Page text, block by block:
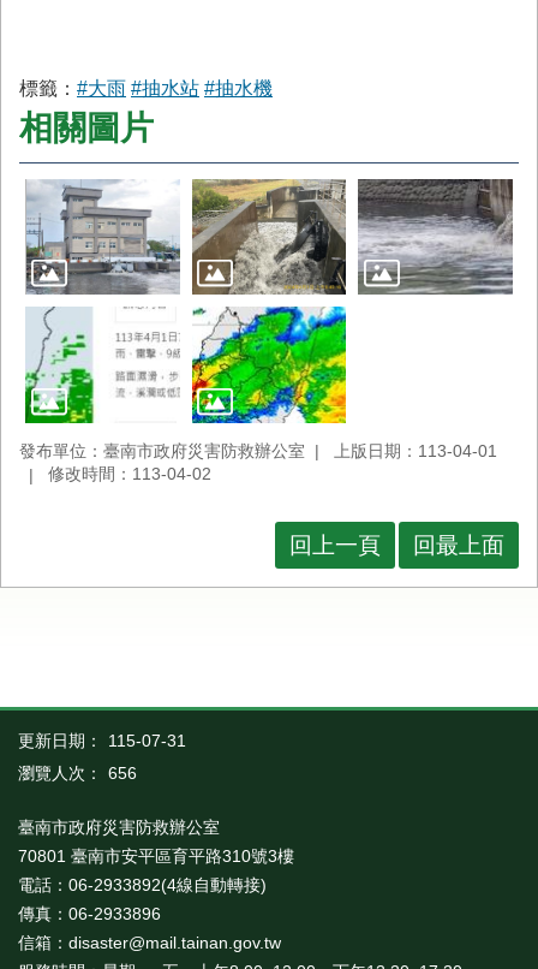
標籤： #大雨 #抽水站 #抽水機
相關圖片
發布單位：臺南市政府災害防救辦公室
上版日期：113-04-01
修改時間：113-04-02
回上一頁 回最上面
更新日期：
115-07-31
瀏覽人次：
656
臺南市政府災害防救辦公室
70801 臺南市安平區育平路310號3樓
電話：06-2933892(4線自動轉接)
傳真：06-2933896
信箱：disaster@mail.tainan.gov.tw